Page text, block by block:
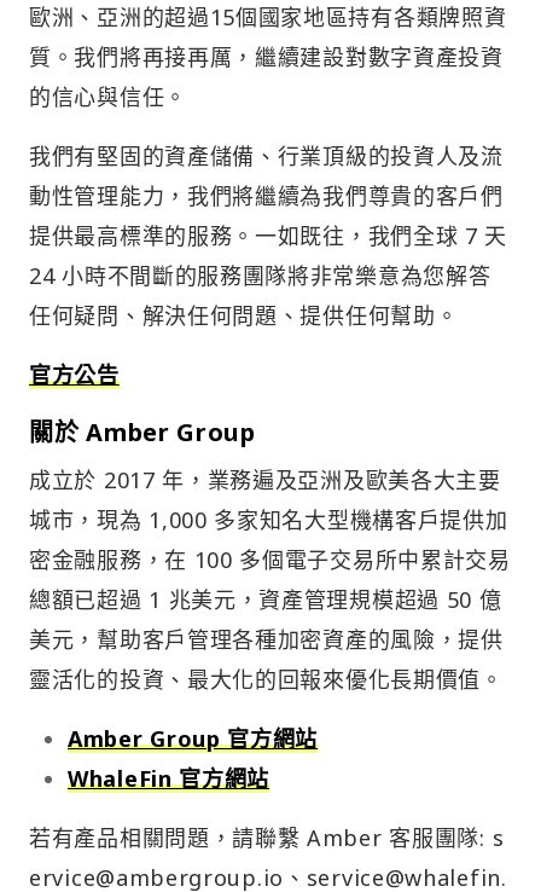
歐洲、亞洲的超過15個國家地區持有各類牌照資
質。我們將再接再厲，繼續建設對數字資產投資
的信心與信任。
我們有堅固的資產儲備、行業頂級的投資人及流
動性管理能力，我們將繼續為我們尊貴的客戶們
提供最高標準的服務。一如既往，我們全球 7 天
24 小時不間斷的服務團隊將非常樂意為您解答
任何疑問、解決任何問題、提供任何幫助。
官方公告
關於 Amber Group
成立於 2017 年，業務遍及亞洲及歐美各大主要
城市，現為 1,000 多家知名大型機構客戶提供加
密金融服務，在 100 多個電子交易所中累計交易
總額已超過 1 兆美元，資產管理規模超過 50 億
美元，幫助客戶管理各種加密資產的風險，提供
靈活化的投資、最大化的回報來優化長期價值。
Amber Group 官方網站
WhaleFin 官方網站
若有產品相關問題，請聯繫 Amber 客服團隊: s
ervice@ambergroup.io 、 service@whalefin.